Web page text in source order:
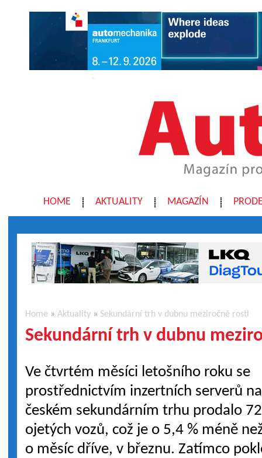
HOME AKTUALITY MAGAZÍN
Home »Aktuality » Sekundární trh v dubnu meziročně rostl
Sekundární trh v dubnu
Ve čtvrtém měsíci letošního roku se
prostřednictvím inzertních serverů na
českém sekundárním trhu prodalo
ojetých vozů, což je o 5,4 % méně
o měsíc dříve, v březnu. Zatímco